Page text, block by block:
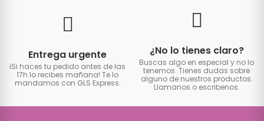
Entrega urgente
iSi haces tu pedido antes de las
17h lo recibes mañana! Te lo
mandamos con GLS Express.
¿No lo tienes claro?
Buscas algo en especial y no lo
tenemos. Tienes dudas sobre
alguno de nuestros productos.
Llamanos o escribenos.